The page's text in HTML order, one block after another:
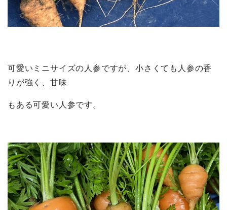
可愛いミニサイズの人参ですが、小さくても人参の香
りが強く、甘味
もある可愛い人参です。